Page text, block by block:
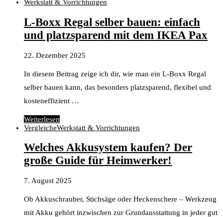
Werkstatt & Vorrichtungen
L-Boxx Regal selber bauen: einfach
und platzsparend mit dem IKEA Pax
22. Dezember 2025
In diesem Beitrag zeige ich dir, wie man ein L-Boxx Regal
selber bauen kann, das besonders platzsparend, flexibel und
kosteneffizient …
Weiterlesen
VergleicheWerkstatt & Vorrichtungen
Welches Akkusystem kaufen? Der
große Guide für Heimwerker!
7. August 2025
Ob Akkuschrauber, Stichsäge oder Heckenschere – Werkzeug
mit Akku gehört inzwischen zur Grundausstattung in jeder gut